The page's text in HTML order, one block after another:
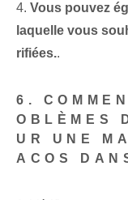
4. Vous pouvez
laquelle vous
rifiées..
6.
OBLÈMES
UR UNE
ACOS